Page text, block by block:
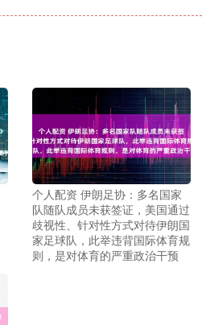
个人配资 伊朗足协：多名国家
队随队成员未获签证，美国通过
歧视性、针对性方式对待伊朗国
家足球队，此举违背国际体育规
则，是对体育的严重政治干预